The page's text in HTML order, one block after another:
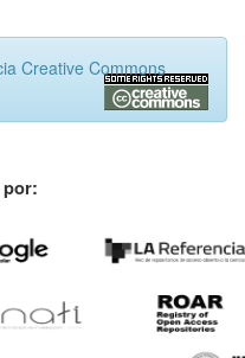
Creative Commons
por: